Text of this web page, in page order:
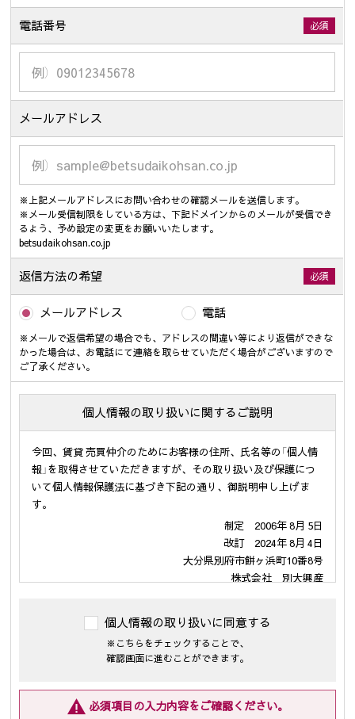
電話番号 必須
メールアドレス
※上記メールアドレスにお問い合わせの確認メールを送信します。
※メール受信制限をしている方は、下記ドメインからのメールが受信でき
るよう、予め設定の変更をお願いいたします。
betsudaikohsan.co.jp
返信方法の希望 必須
メールアドレス 電話
※メールで返信希望の場合でも、アドレスの間違い等により返信ができな
かった場合は、お電話にて連絡を取らせていただく場合がございますので
ご了承ください。
個人情報の取り扱いに関するご説明
今回、賃貸 売買仲介のためにお客様の住所、氏名等の「個人情
報」を取得させていただきますが、その取り扱い及び保護につ
いて個人情報保護法に基づき下記の通り、御説明申し上げま
す。
制定 2006年 8月 5日
改訂 2024年 8月 4日
大分県別府市餅ヶ浜町10番8号
株式会社 別大興産
１．個人情報の利用の目的
当社が保有するお客様の個人情報は、次の目的のために利用さ
売買契約の締結、仲介業務」
・賃貸については「入居受付審査、紹介カード、結果などの
個人情報の取り扱いに同意する
※こちらをチェックすることで、
確認画面に進むことができます。
必須項目の入力内容をご確認ください。